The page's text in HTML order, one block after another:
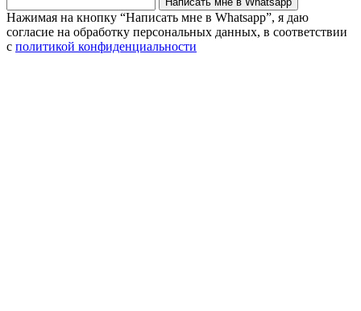
Нажимая на кнопку “Написать мне в Whatsapp”, я даю
согласие на обработку персональных данных, в соответствии
с политикой конфиденциальности